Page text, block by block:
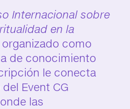
Internacional sobre
en la
como
de conocimiento
le conecta
Event CG
las